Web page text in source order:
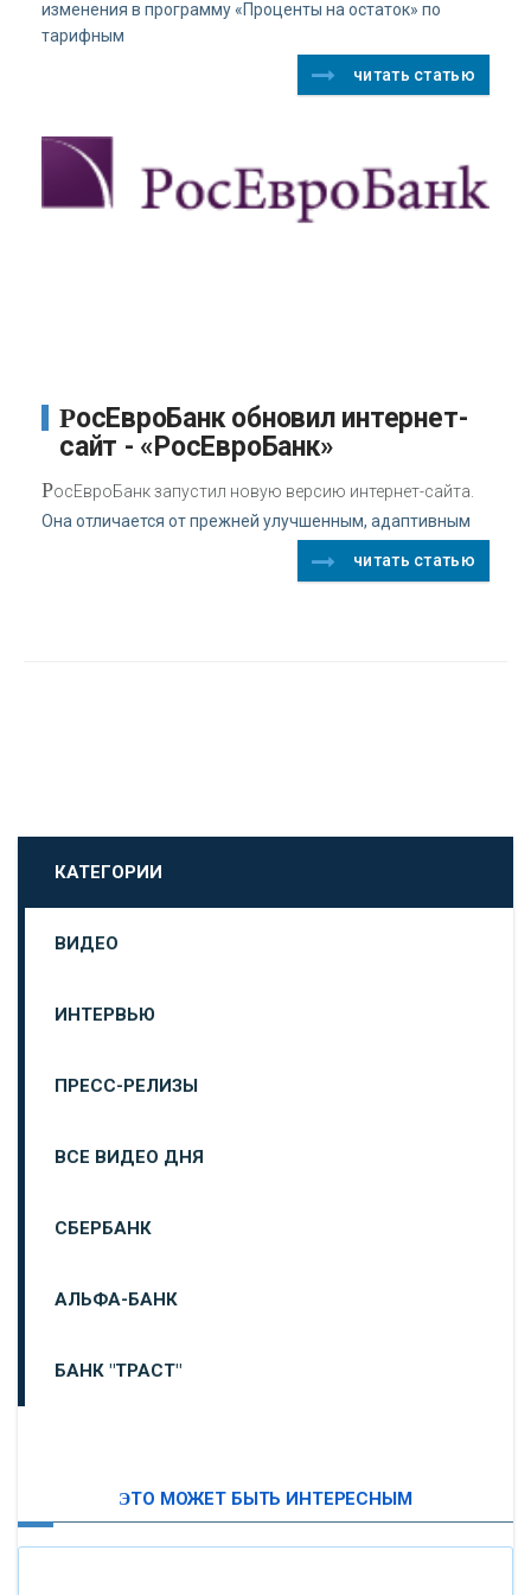
изменения в программу «Проценты на остаток» по
тарифным
читать статью
РосЕвроБанк обновил интернет-
сайт - «РосЕвроБанк»
РосЕвроБанк запустил новую версию интернет-сайта.
Она отличается от прежней улучшенным, адаптивным
читать статью
КАТЕГОРИИ
ВИДЕО
ИНТЕРВЬЮ
ПРЕСС-РЕЛИЗЫ
ВСЕ ВИДЕО ДНЯ
СБЕРБАНК
АЛЬФА-БАНК
БАНК "ТРАСТ"
ЭТО МОЖЕТ БЫТЬ ИНТЕРЕСНЫМ